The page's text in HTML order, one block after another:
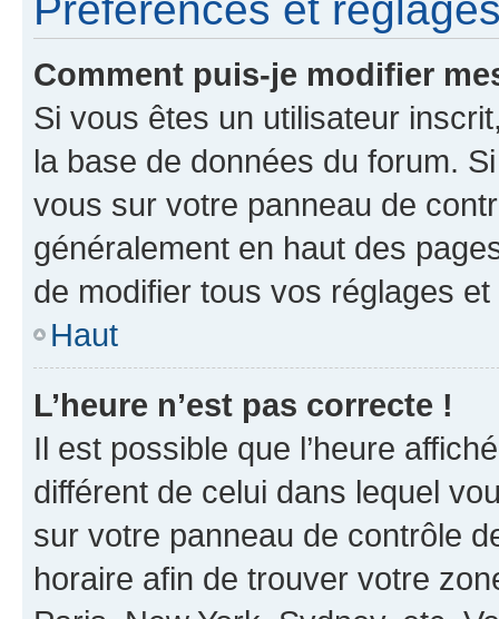
Comment puis-je modifier
Si vous êtes un utilisateur
la base de données du forum.
vous sur votre panneau de
généralement en haut des
de modifier tous vos réglages
Haut
L’heure n’est pas correcte !
Il est possible que l’heure
différent de celui dans lequel
sur votre panneau de contrôle
horaire afin de trouver votre